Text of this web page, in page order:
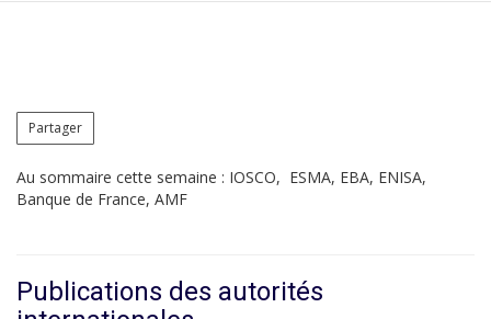
Partager
Au sommaire cette semaine : IOSCO, ESMA, EBA, ENISA,
Banque de France, AMF
Publications des autorités